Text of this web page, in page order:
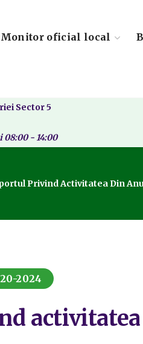
Monitor oficial local
Sector 5
08:00 - 14:00
Privind Activitatea Din
2024
activitatea